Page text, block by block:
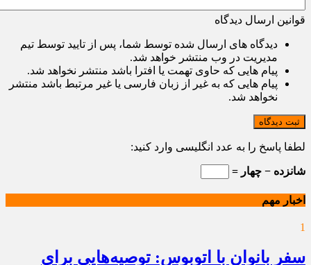
قوانین ارسال دیدگاه
دیدگاه های ارسال شده توسط شما، پس از تایید توسط تیم
مدیریت در وب منتشر خواهد شد.
پیام هایی که حاوی تهمت یا افترا باشد منتشر نخواهد شد.
پیام هایی که به غیر از زبان فارسی یا غیر مرتبط باشد منتشر
نخواهد شد.
ثبت دیدگاه
لطفا پاسخ را به عدد انگلیسی وارد کنید:
شانزده − چهار =
اخبار مهم
1
سفر بانوان با اتوبوس: توصیه‌هایی برای